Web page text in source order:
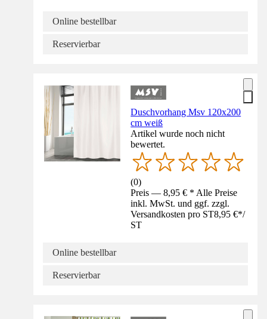
Online bestellbar
Reservierbar
Duschvorhang Msv 120x200
cm weiß
Artikel wurde noch nicht
bewertet.
(0)
Preis — 8,95 € * Alle Preise
inkl. MwSt. und ggf. zzgl.
Versandkosten pro ST8,95 €*/
ST
Online bestellbar
Reservierbar